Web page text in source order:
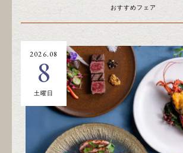
おすすめフェア
2026.08
8
土曜日